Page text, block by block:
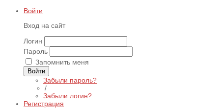
Войти
Вход на сайт
Логин
Пароль
Запомнить меня
Войти
Забыли пароль?
/
Забыли логин?
Регистрация